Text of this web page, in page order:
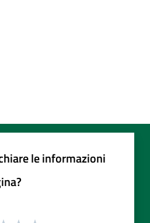
le informazioni